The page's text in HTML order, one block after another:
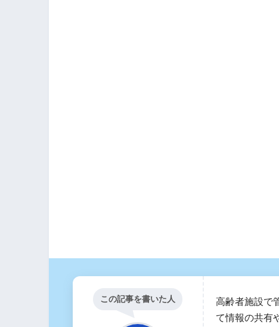
この記事を書いた人
高齢者施設で
て情報の共有